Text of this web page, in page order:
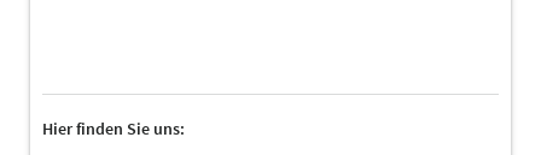
Hier finden Sie uns: